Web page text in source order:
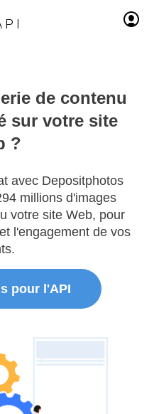
decontenu
sur votre site
?
avec Depositphotos
millions d'images
votre site Web, pour
l'engagement de vos
pour l'API